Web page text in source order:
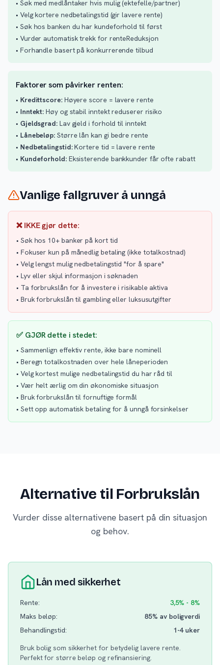
• Søk med medlåntaker hvis mulig (ektefelle/partner)
• Velg kortere nedbetalingstid (gir lavere rente)
• Søk hos banken du har kundeforhold til først
• Vurder automatisk trekk for renteReduksjon
• Forhandle basert på konkurrerende tilbud
Faktorer som påvirker renten:
• Kredittscore:Høyere score = lavere rente
• Inntekt: Høy og stabil inntekt reduserer risiko
• Gjeldsgrad:Lav gjeld i forhold til inntekt
• Lånebeløp: Større lån kan gi bedre rente
• Nedbetalingstid:Kortere tid = lavere rente
• Kundeforhold:Eksisterende bankkunder får ofte rabatt
Vanlige fallgruver å unngå
❌ IKKE gjør dette:
• Søk hos 10+ banker på kort tid
• Fokuser kun på månedlig betaling (ikke totalkostnad)
• Velg lengst mulig nedbetalingstid "for å spare"
• Lyv eller skjul informasjon i søknaden
• Ta forbrukslån for å investere i risikable aktiva
• Bruk forbrukslån til gambling eller luksusutgifter
✅ GJØR dette i stedet:
• Sammenlign effektiv rente, ikke bare nominell
• Beregn totalkostnaden over hele låneperioden
• Velg kortest mulige nedbetalingstid du har råd til
• Vær helt ærlig om din økonomiske situasjon
• Bruk forbrukslån til fornuftige formål
• Sett opp automatisk betaling for å unngå forsinkelser
Alternative til Forbrukslån
Vurder disse alternativene basert på din situasjon
og behov.
Lån med sikkerhet
Rente:
3,5% - 8%
Maks beløp:
85% av boligverdi
Behandlingstid:
1-4 uker
Bruk bolig som sikkerhet for betydelig lavere rente.
Perfekt for større beløp og refinansiering.